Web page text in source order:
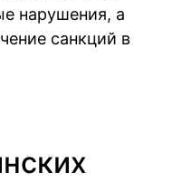
нарушения, а
санкций в